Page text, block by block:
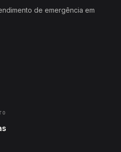
de emergência em